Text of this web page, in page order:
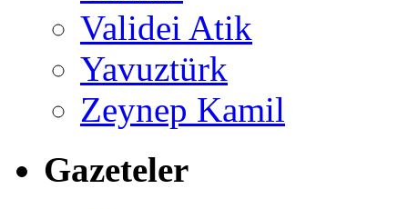
Validei Atik
Yavuztürk
Zeynep Kamil
Gazeteler